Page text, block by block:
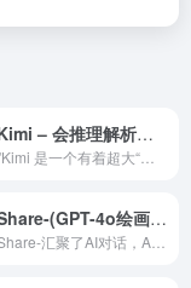
Kimi – 会推理解析，能深度思考的AI助手
Share-(GPT-4o绘画版 国内镜像版)